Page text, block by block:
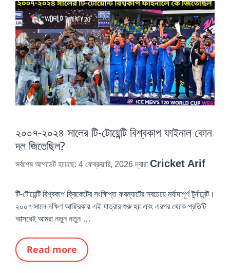
২০০৭-২০২৪ সালের টি-টোয়েন্টি বিশ্বকাপ ফাইনাল কোন
দল জিতেছিল?
সর্বশেষ আপডেট হয়েছে: 4 ফেব্রুয়ারি, 2026দ্বারা Cricket Arif
টি-টোয়েন্টি বিশ্বকাপ ক্রিকেটের সংক্ষিপ্ত ফরম্যাটের সবচেয়ে মর্যাদাপূর্ণ টুর্নামেন্ট।
২০০৭ সালে দক্ষিণ আফ্রিকায় এই যাত্রার শুরু হয় এবং এরপর থেকে প্রতিটি
আসরেই আমরা নতুন নতুন …
Read more